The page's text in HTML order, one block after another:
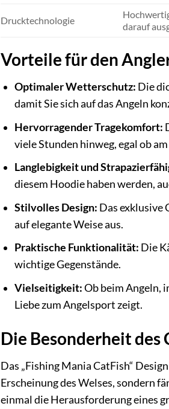
Drucktechnologie
darauf
Vorteile für den
Optimaler Wetterschutz: Die
damit Sie sich auf das Angeln
Hervorragender Tragekomfort:
viele Stunden hinweg, egal ob
Langlebigkeit und
diesem Hoodie haben werden,
Stilvolles Design: Das exklusive
auf elegante Weise aus.
Praktische Funktionalität: Die
wichtige Gegenstände.
Vielseitigkeit:Ob beim Angeln,
Liebe zum Angelsport zeigt.
Die Besonderheit des
Das „Fishing Mania CatFish“
Erscheinung des Welses, sondern
einmal die Herausforderung eines